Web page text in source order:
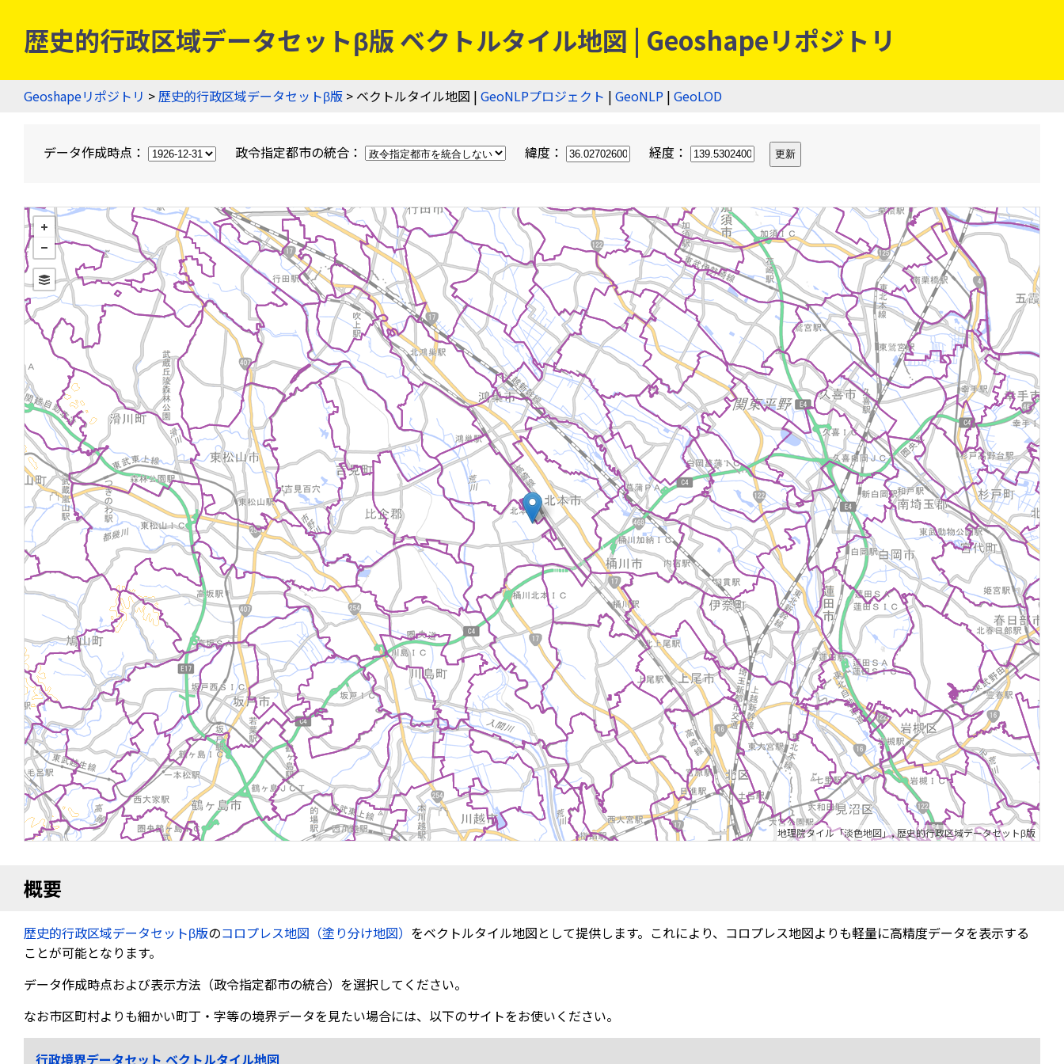
歴史的行政区域データセットβ版 ベクトルタイル地図 | Geoshapeリポジトリ
Geoshapeリポジトリ >歴史的行政区域データセットβ版 > ベクトルタイル地図 | GeoNLPプロジェクト | GeoNLP | GeoLOD
データ作成時点： 政令指定都市の統合： 緯度： 経度：
地理院タイル「淡色地図」,歴史的行政区域データセットβ版
概要
歴史的行政区域データセットβ版のコロプレス地図（塗り分け地図） をベクトルタイル地図として提供します。これにより、コロプレス地図よりも軽量に高精度データを表示する
ことが可能となります。
データ作成時点および表示方法（政令指定都市の統合）を選択してください。
なお市区町村よりも細かい町丁・字等の境界データを見たい場合には、以下のサイトをお使いください。
行政境界データセット ベクトルタイル地図